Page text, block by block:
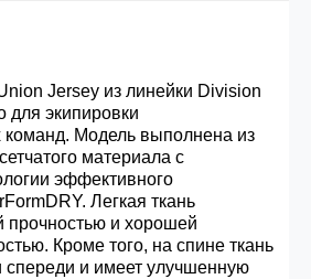
всех заказов за 6 месяцев
200.000 рублей.
всех заказов за 6 месяцев -
рублей.
Jersey из линейки Division
для экипировки
Модель выполнена из
материала с
эффективного
Легкая ткань
прочностью и хорошей
Кроме того, на спине ткань
спереди и имеет улучшенную